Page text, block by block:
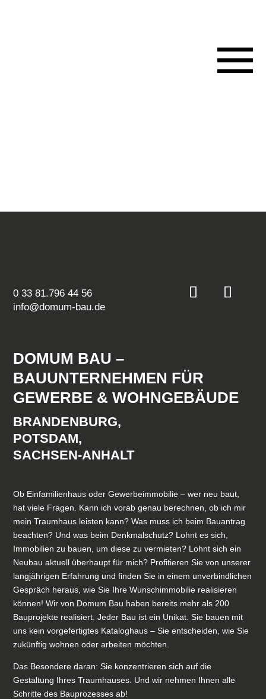
0 33 81.796 44 56
info@domum-bau.de
DOMUM BAU –
BAUUNTERNEHMEN FÜR
GEWERBE & WOHNGEBÄUDE
BRANDENBURG,
POTSDAM,
SACHSEN-ANHALT
Ob Einfamilienhaus oder Gewerbeimmobilie – wer neu baut,
hat viele Fragen. Kann ich vorab genau berechnen, ob ich mir
mein Traumhaus leisten kann? Was muss ich beim Bauantrag
beachten? Und was beim Denkmalschutz? Lohnt es sich,
Immobilien zu bauen, um diese zu vermieten? Lohnt sich ein
Neubau aktuell überhaupt für mich? Profitieren Sie von unserer
langjährigen Erfahrung und finden Sie in einem unverbindlichen
Gespräch heraus, wie Sie Ihre Wunschimmobilie realisieren
können! Wir von Domum Bau haben bereits mehr als 200
Bauprojekte realisiert. Jeder Bau ist ein Unikat. Sie bauen mit
uns kein vorgefertigtes Kataloghaus – Sie entscheiden, wie Sie
zukünftig wohnen oder arbeiten möchten.
Das Besondere daran: Sie konzentrieren sich auf die
Gestaltung Ihres Traumhauses. Und wir nehmen Ihnen alle
Schritte des Bauprozesses ab!